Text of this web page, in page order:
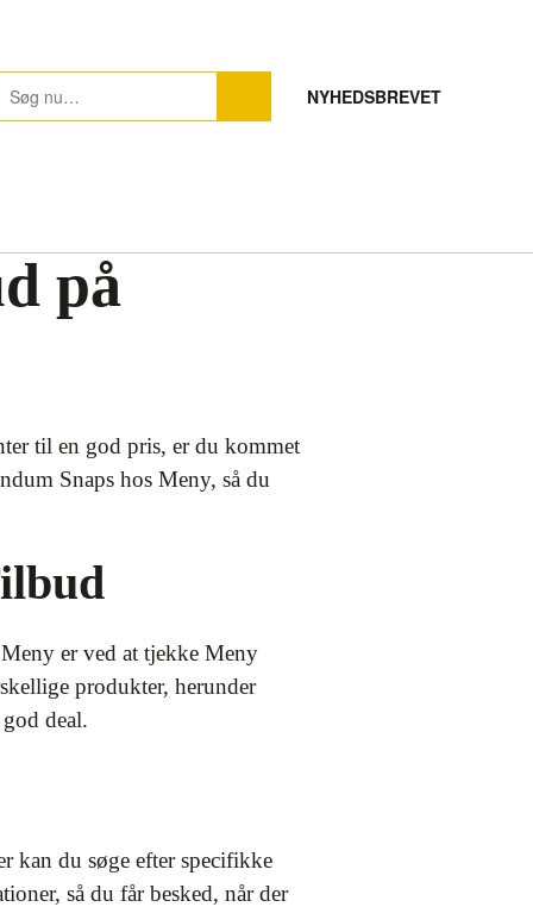
NYHEDSBREVET
på
til en god pris, er du kommet
Snaps hos Meny, så du
er ved at tjekke Meny
produkter, herunder
deal.
kan du søge efter specifikke
så du får besked, når der